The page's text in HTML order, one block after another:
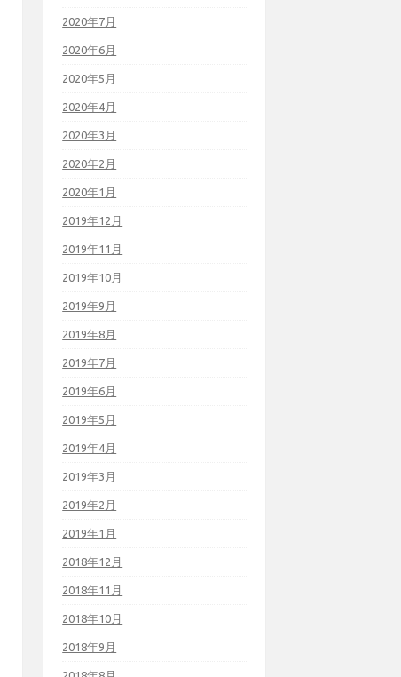
2020年7月
2020年6月
2020年5月
2020年4月
2020年3月
2020年2月
2020年1月
2019年12月
2019年11月
2019年10月
2019年9月
2019年8月
2019年7月
2019年6月
2019年5月
2019年4月
2019年3月
2019年2月
2019年1月
2018年12月
2018年11月
2018年10月
2018年9月